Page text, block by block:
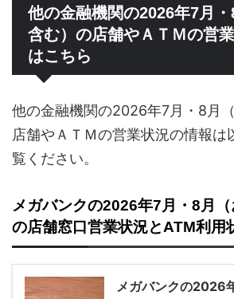
他の金融機関の2026年7月
含む）の店舗やＡＴＭの営
はこちら
他の金融機関の2026年7月・8月
店舗やＡＴＭの営業状況の情報は
覧ください。
メガバンクの2026年7月・8月（
の店舗窓口営業状況とATM利用
メガバンクの2026